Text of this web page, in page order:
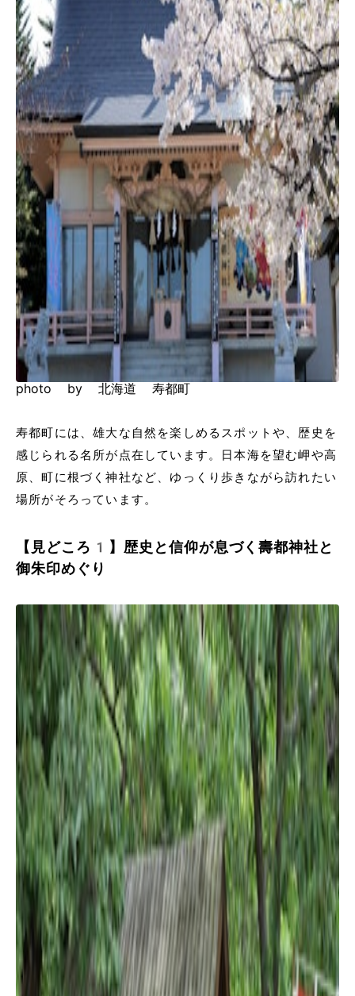
photo by 北海道 寿都町
寿都町には、雄大な自然を楽しめるスポットや、歴史を
感じられる名所が点在しています。日本海を望む岬や高
原、町に根づく神社など、ゆっくり歩きながら訪れたい
場所がそろっています。
【見どころ1】歴史と信仰が息づく壽都神社と
御朱印めぐり